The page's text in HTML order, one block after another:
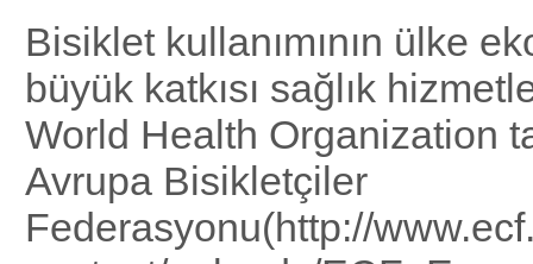
Bisiklet kullanımının ülke
büyük katkısı sağlık
World Health Organization
Avrupa Bisikletçiler
Federasyonu(http://